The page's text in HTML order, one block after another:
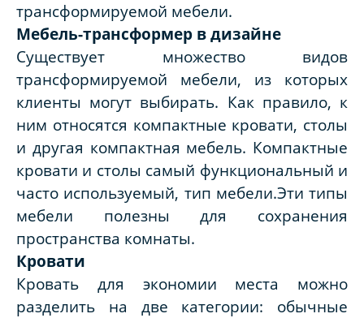
трансформируемой мебели.
Мебель-трансформер в дизайне
Существует множество видов
трансформируемой мебели, из которых
клиенты могут выбирать. Как правило, к
ним относятся компактные кровати, столы
и другая компактная мебель. Компактные
кровати и столы самый функциональный и
часто используемый, тип мебели.Эти типы
мебели полезны для сохранения
пространства комнаты.
Кровати
Кровать для экономии места можно
разделить на две категории: обычные